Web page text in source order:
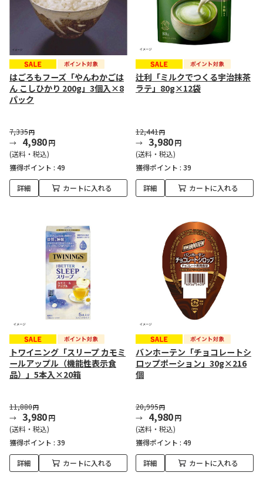
はごろもフーズ「やんわかごは
ん こしひかり 200g」3個入×8
パック
7,335円
4,980円
(送料・税込)
獲得ポイント : 49
詳細 カートに入れる
辻利「ミルクでつくる宇治抹茶
ラテ」80g×12袋
12,441円
3,980円
(送料・税込)
獲得ポイント : 39
詳細 カートに入れる
トワイニング「スリープ カモミ
ールアップル（機能性表示食
品）」5本入×20箱
11,880円
3,980円
(送料・税込)
獲得ポイント : 39
詳細 カートに入れる
バンホーテン「チョコレートシ
ロップポーション」30g×216
個
20,995円
4,980円
(送料・税込)
獲得ポイント : 49
詳細 カートに入れる